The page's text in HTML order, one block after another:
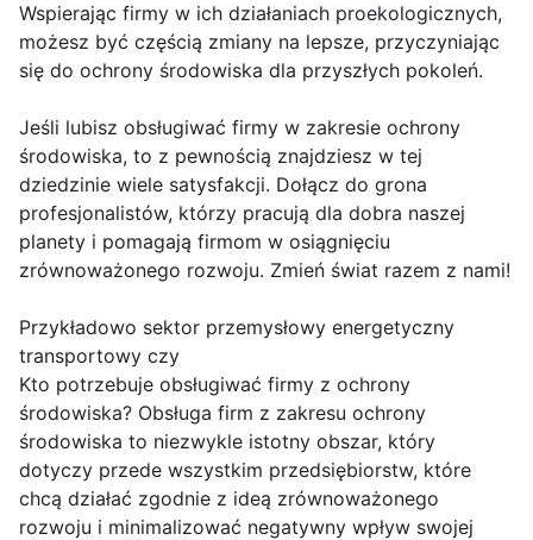
Wspierając firmy w ich działaniach proekologicznych,
możesz być częścią zmiany na lepsze, przyczyniając
się do ochrony środowiska dla przyszłych pokoleń.
Jeśli lubisz obsługiwać firmy w zakresie ochrony
środowiska, to z pewnością znajdziesz w tej
dziedzinie wiele satysfakcji. Dołącz do grona
profesjonalistów, którzy pracują dla dobra naszej
planety i pomagają firmom w osiągnięciu
zrównoważonego rozwoju. Zmień świat razem z nami!
Przykładowo sektor przemysłowy energetyczny
transportowy czy
Kto potrzebuje obsługiwać firmy z ochrony
środowiska? Obsługa firm z zakresu ochrony
środowiska to niezwykle istotny obszar, który
dotyczy przede wszystkim przedsiębiorstw, które
chcą działać zgodnie z ideą zrównoważonego
rozwoju i minimalizować negatywny wpływ swojej